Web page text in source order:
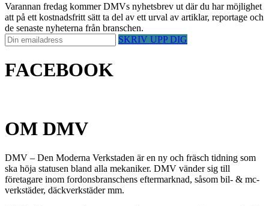
Varannan fredag kommer DMVs nyhetsbrev ut där du har möjlighet
att på ett kostnadsfritt sätt ta del av ett urval av artiklar, reportage och
de senaste nyheterna från branschen.
SKRIV UPP DIG
FACEBOOK
OM DMV
DMV – Den Moderna Verkstaden är en ny och fräsch tidning som
ska höja statusen bland alla mekaniker. DMV vänder sig till
företagare inom fordonsbranschens eftermarknad, såsom bil- & mc-
verkstäder, däckverkstäder mm.